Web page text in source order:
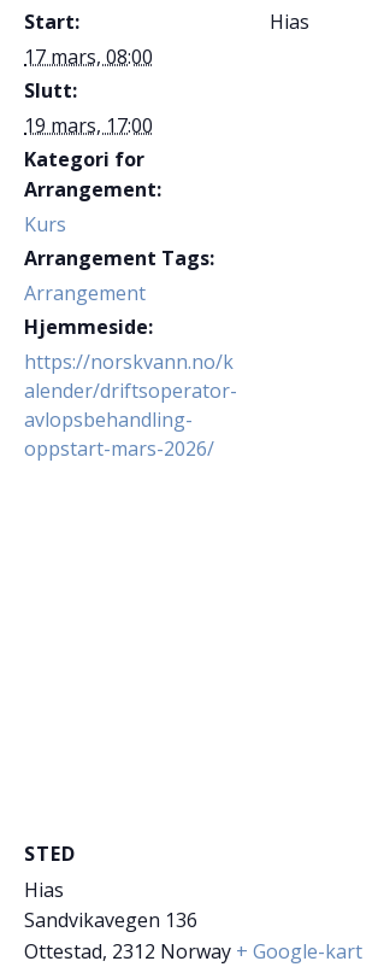
Start:
17 mars, 08:00
Slutt:
19 mars, 17:00
Kategori for
Arrangement:
Kurs
Arrangement Tags:
Arrangement
Hjemmeside:
https://norskvann.no/k
alender/driftsoperator-
avlopsbehandling-
oppstart-mars-2026/
Hias
STED
Hias
Sandvikavegen 136
Ottestad, 2312 Norway + Google-kart